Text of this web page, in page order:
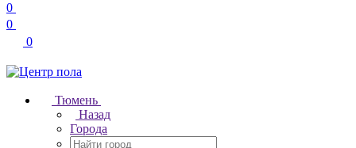
0
0
0
Тюмень
Назад
Города